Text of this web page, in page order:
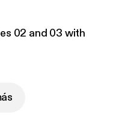
02 and 03 with